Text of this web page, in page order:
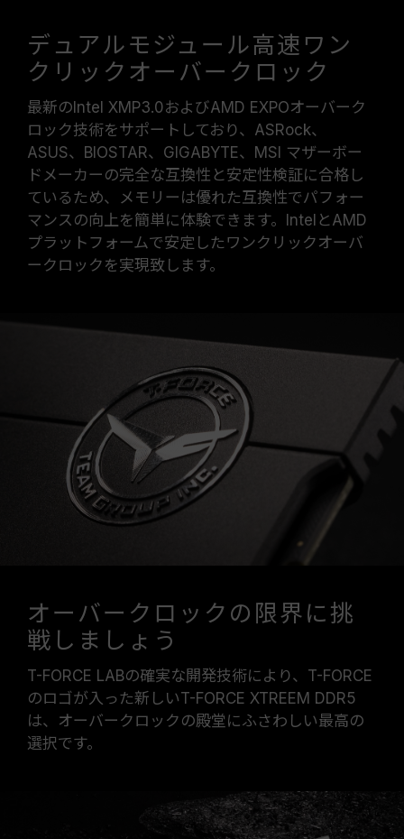
デュアルモジュール高速ワン
クリックオーバークロック
最新のIntel XMP3.0およびAMD EXPOオーバーク
ロック技術をサポートしており、ASRock、
ASUS、BIOSTAR、GIGABYTE、MSI マザーボー
ドメーカーの完全な互換性と安定性検証に合格し
ているため、メモリーは優れた互換性でパフォー
マンスの向上を簡単に体験できます。IntelとAMD
プラットフォームで安定したワンクリックオーバ
ークロックを実現致します。
オーバークロックの限界に挑
戦しましょう
T-FORCE LABの確実な開発技術により、T-FORCE
のロゴが入った新しいT-FORCE XTREEM DDR5
は、オーバークロックの殿堂にふさわしい最高の
選択です。